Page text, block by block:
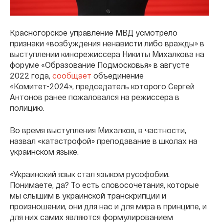
Красногорское управление МВД усмотрело
признаки «возбуждения ненависти либо вражды» в
выступлении кинорежиссера Никиты Михалкова на
форуме «Образование Подмосковья» в августе
2022 года, сообщает объединение
«Комитет-2024», председатель которого Сергей
Антонов ранее пожаловался на режиссера в
полицию.
Во время выступления Михалков, в частности,
назвал «катастрофой» преподавание в школах на
украинском языке.
«Украинский язык стал языком русофобии.
Понимаете, да? То есть словосочетания, которые
мы слышим в украинской транскрипции и
произношении, они для нас и для мира в принципе, и
для них самих являются формулированием